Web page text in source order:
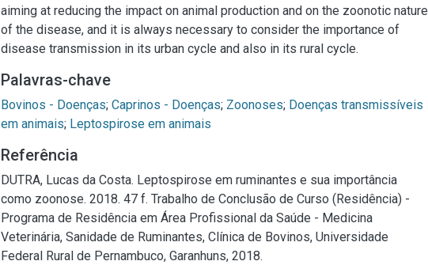
aiming at reducing the impact on animal production and on the zoonotic nature
of the disease, and it is always necessary to consider the importance of
disease transmission in its urban cycle and also in its rural cycle.
Palavras-chave
Bovinos - Doenças; Caprinos - Doenças; Zoonoses; Doenças transmissíveis
em animais; Leptospirose em animais
Referência
DUTRA, Lucas da Costa. Leptospirose em ruminantes e sua importância
como zoonose. 2018. 47 f. Trabalho de Conclusão de Curso (Residência) -
Programa de Residência em Área Profissional da Saúde - Medicina
Veterinária, Sanidade de Ruminantes, Clínica de Bovinos, Universidade
Federal Rural de Pernambuco, Garanhuns, 2018.